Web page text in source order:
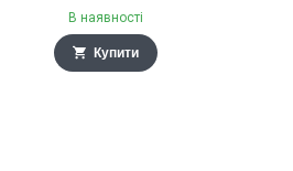
В наявності
Купити